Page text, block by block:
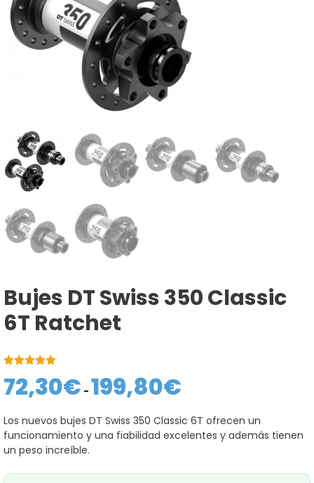
Bujes DT Swiss 350 Classic
6T Ratchet
72,30€ - 199,80€
desde
72,30€
hasta
Los nuevos bujes DT Swiss 350 Classic 6T ofrecen un
funcionamiento y una fiabilidad excelentes y además tienen
un peso increíble.